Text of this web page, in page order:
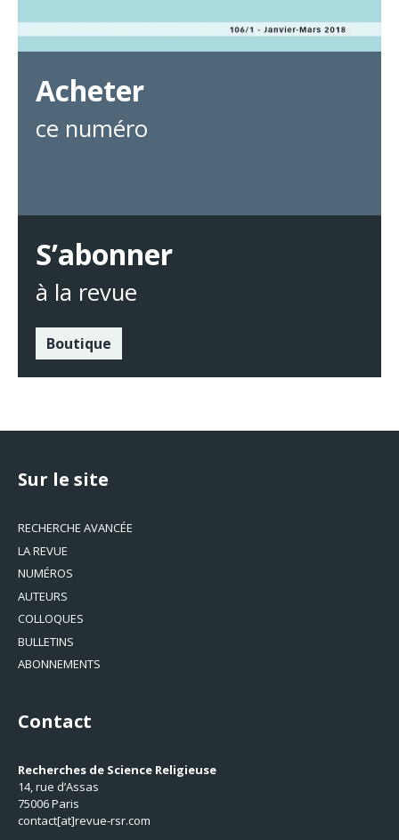
Acheter
ce numéro
S’abonner
à la revue
Boutique
Sur le site
RECHERCHE AVANCÉE
LA REVUE
NUMÉROS
AUTEURS
COLLOQUES
BULLETINS
ABONNEMENTS
Contact
Recherches de Science Religieuse
14, rue d’Assas
75006 Paris
contact[at]revue-rsr.com